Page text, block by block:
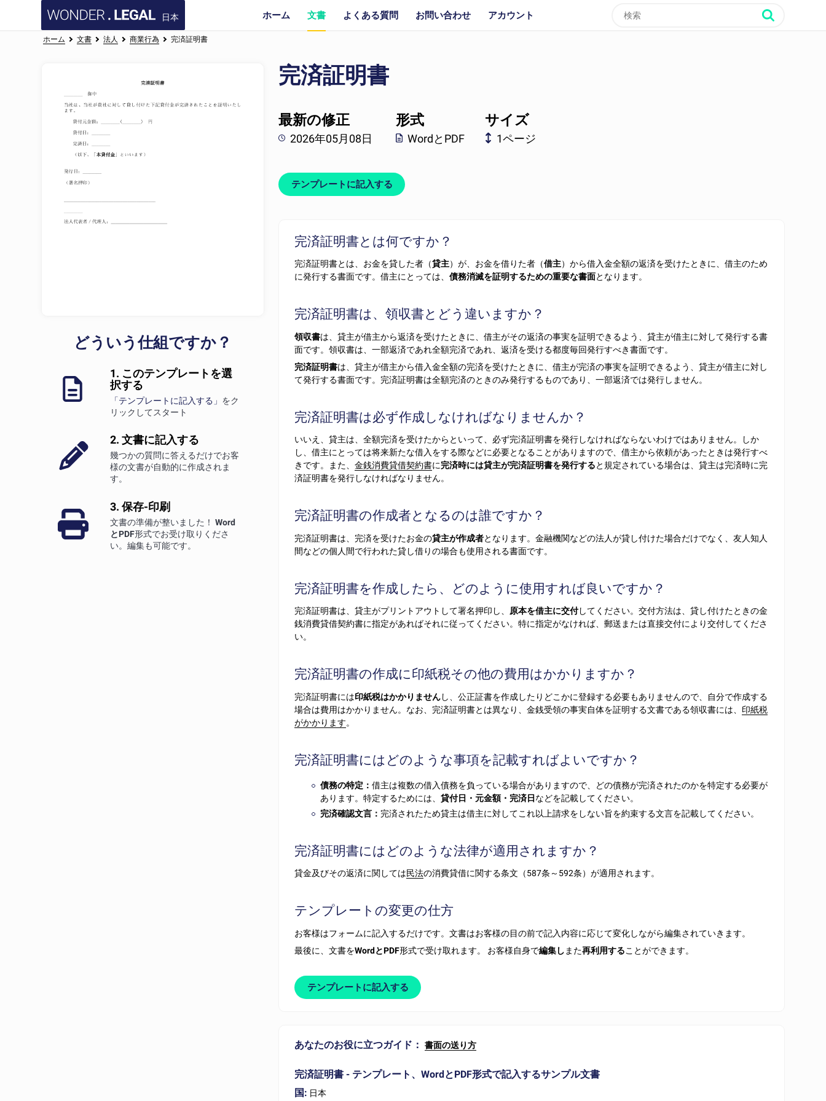
日本 ホーム 文書 よくある質問 お問い合わせ アカウント
ホーム 文書 法人 商業行為 完済証明書
どういう仕組ですか？
1. このテンプレートを選
択する
「テンプレートに記入する」 をク
リックしてスタート
2. 文書に記入する
幾つかの質問に答えるだけでお客
様の文書が自動的に作成されま
す。
3. 保存-印刷
文書の準備が整いました！ Word
とPDF形式でお受け取りくださ
い。編集も可能です。
完済証明書
最新の修正
2026年05月08日
形式
WordとPDF
サイズ
1ページ
テンプレートに記入する
完済証明書とは何ですか？
完済証明書とは、お金を貸した者（貸主）が、お金を借りた者（借主）から借入金全額の返済を受けたときに、借主のため
に発行する書面です。借主にとっては、債務消滅を証明するための重要な書面となります。
完済証明書は、領収書とどう違いますか？
領収書は、貸主が借主から返済を受けたときに、借主がその返済の事実を証明できるよう、貸主が借主に対して発行する書
面です。領収書は、一部返済であれ全額完済であれ、返済を受ける都度毎回発行すべき書面です。
完済証明書は、貸主が借主から借入金全額の完済を受けたときに、借主が完済の事実を証明できるよう、貸主が借主に対し
て発行する書面です。完済証明書は全額完済のときのみ発行するものであり、一部返済では発行しません。
完済証明書は必ず作成しなければなりませんか？
いいえ、貸主は、全額完済を受けたからといって、必ず完済証明書を発行しなければならないわけではありません。しか
し、借主にとっては将来新たな借入をする際などに必要となることがありますので、借主から依頼があったときは発行すべ
きです。また、金銭消費貸借契約書に完済時には貸主が完済証明書を発行すると規定されている場合は、貸主は完済時に完
済証明書を発行しなければなりません。
完済証明書の作成者となるのは誰ですか？
完済証明書は、完済を受けたお金の貸主が作成者となります。金融機関などの法人が貸し付けた場合だけでなく、友人知人
間などの個人間で行われた貸し借りの場合も使用される書面です。
完済証明書を作成したら、どのように使用すれば良いですか？
完済証明書は、貸主がプリントアウトして署名押印し、 原本を借主に交付してください。交付方法は、貸し付けたときの金
銭消費貸借契約書に指定があればそれに従ってください。特に指定がなければ、郵送または直接交付により交付してくださ
い。
完済証明書の作成に印紙税その他の費用はかかりますか？
完済証明書には印紙税はかかりませんし、公正証書を作成したりどこかに登録する必要もありませんので、自分で作成する
場合は費用はかかりません。なお、完済証明書とは異なり、金銭受領の事実自体を証明する文書である領収書には、 印紙税
がかかります。
完済証明書にはどのような事項を記載すればよいですか？
債務の特定：借主は複数の借入債務を負っている場合がありますので、どの債務が完済されたのかを特定する必要が
あります。特定するためには、貸付日・元金額・完済日 などを記載してください。
完済確認文言： 完済されたため貸主は借主に対してこれ以上請求をしない旨を約束する文言を記載してください。
完済証明書にはどのような法律が適用されますか？
貸金及びその返済に関しては民法の消費貸借に関する条文（587条～592条）が適用されます。
テンプレートの変更の仕方
お客様はフォームに記入するだけです。文書はお客様の目の前で記入内容に応じて変化しながら編集されていきます。
最後に、文書をWordとPDF形式で受け取れます。 お客様自身で編集し また再利用することができます。
テンプレートに記入する
あなたのお役に立つガイド：書面の送り方
完済証明書 - テンプレート、WordとPDF形式で記入するサンプル文書
国: 日本